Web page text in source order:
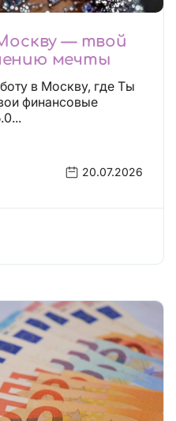
— твой
мечты
в Москву, где Ты
финансовые
20.07.2026